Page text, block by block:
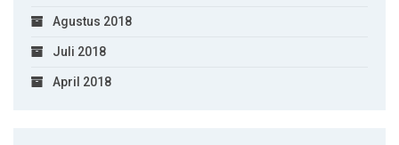
Agustus 2018
Juli 2018
April 2018